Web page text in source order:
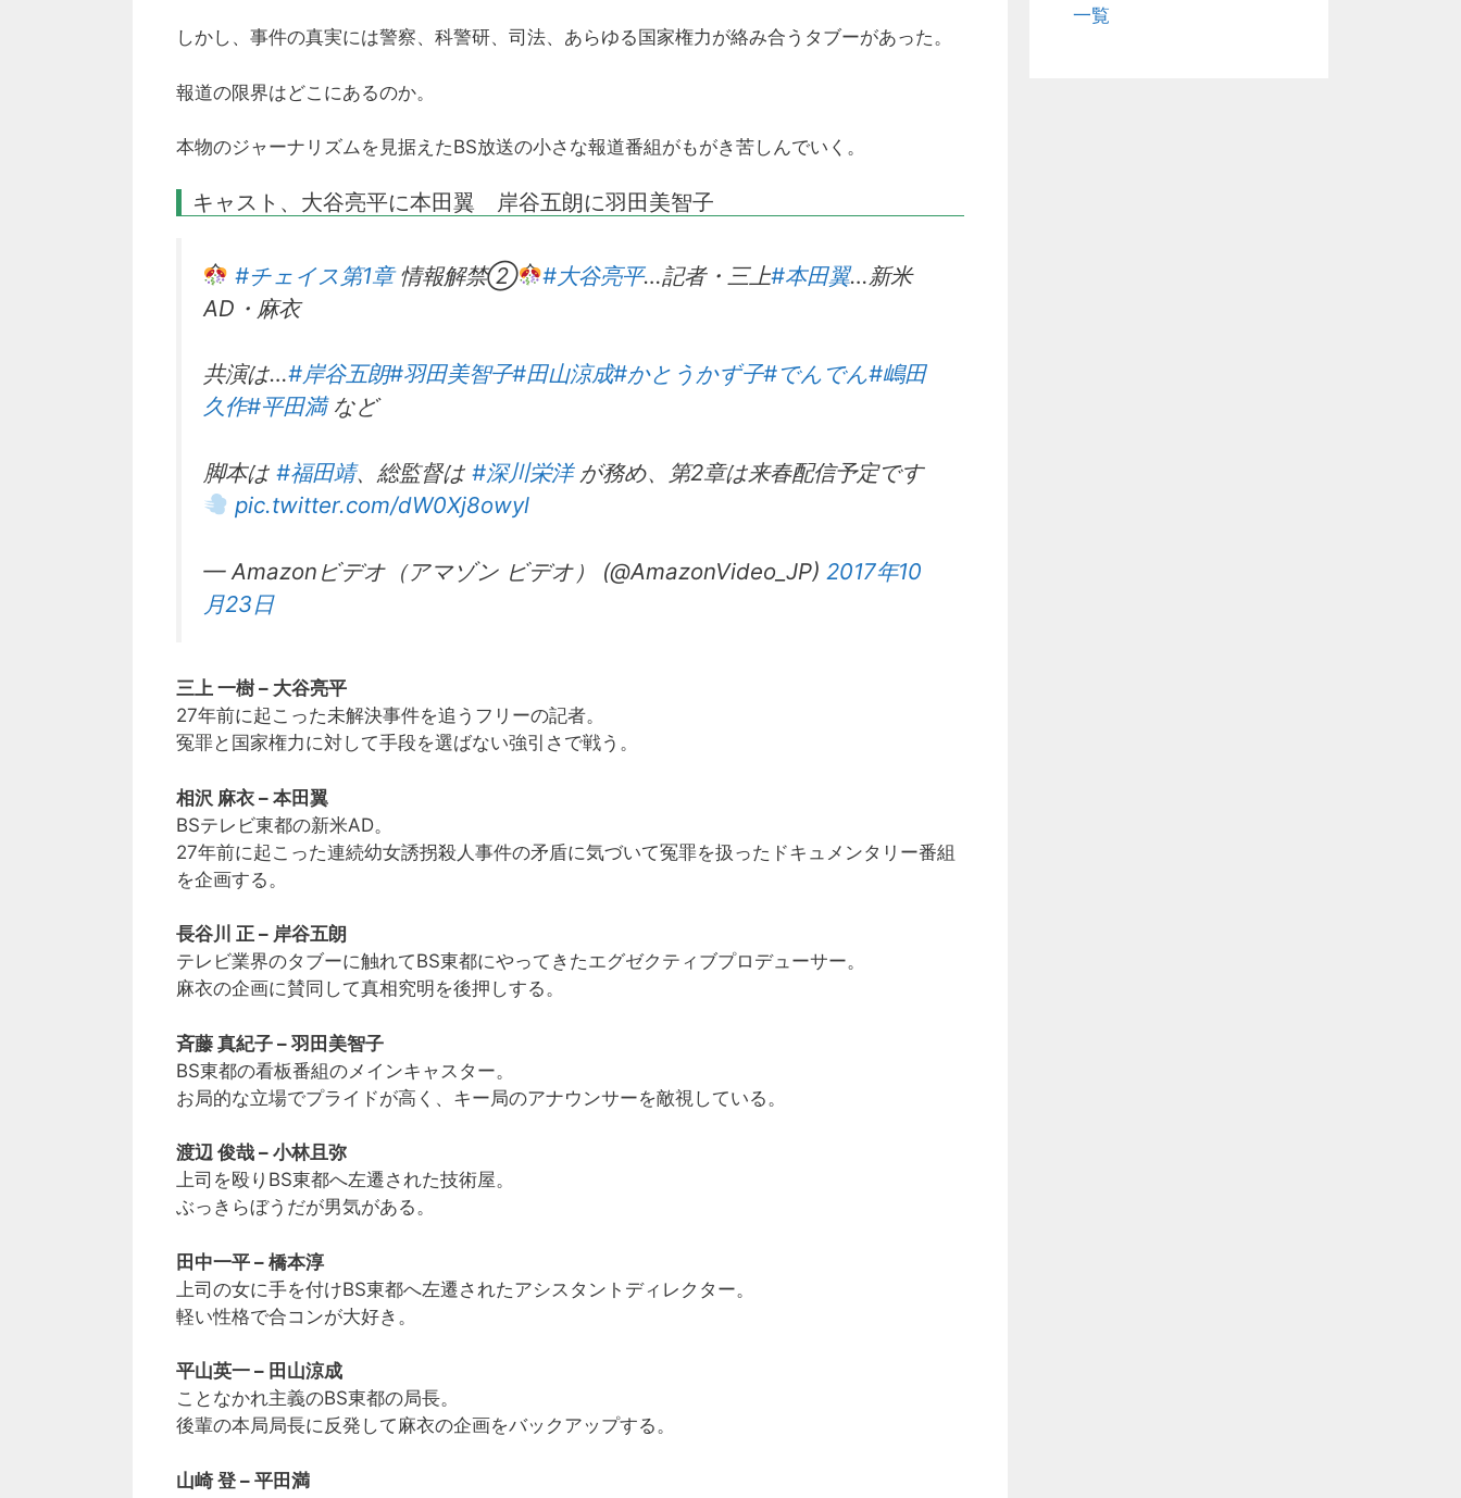
しかし、事件の真実には警察、科警研、司法、あらゆる国家権力が絡み合うタブーがあった。
報道の限界はどこにあるのか。
本物のジャーナリズムを見据えたBS放送の小さな報道番組がもがき苦しんでいく。
キャスト、大谷亮平に本田翼 岸谷五朗に羽田美智子
#チェイス第1章情報解禁② #大谷亮平…記者・三上#本田翼…新米
AD・麻衣
共演は…#岸谷五朗#羽田美智子#田山涼成#かとうかず子#でんでん#嶋田
久作#平田満など
脚本は #福田靖、総監督は #深川栄洋が務め、第2章は来春配信予定です
pic.twitter.com/dW0Xj8owyl
— Amazonビデオ（アマゾン ビデオ） (@AmazonVideo_JP) 2017年10
月23日
三上 一樹 – 大谷亮平
27年前に起こった未解決事件を追うフリーの記者。
冤罪と国家権力に対して手段を選ばない強引さで戦う。
相沢 麻衣 – 本田翼
BSテレビ東都の新米AD。
27年前に起こった連続幼女誘拐殺人事件の矛盾に気づいて冤罪を扱ったドキュメンタリー番組
を企画する。
長谷川 正 – 岸谷五朗
テレビ業界のタブーに触れてBS東都にやってきたエグゼクティブプロデューサー。
麻衣の企画に賛同して真相究明を後押しする。
斉藤 真紀子 – 羽田美智子
BS東都の看板番組のメインキャスター。
お局的な立場でプライドが高く、キー局のアナウンサーを敵視している。
渡辺 俊哉 – 小林且弥
上司を殴りBS東都へ左遷された技術屋。
ぶっきらぼうだが男気がある。
田中一平 – 橋本淳
上司の女に手を付けBS東都へ左遷されたアシスタントディレクター。
軽い性格で合コンが大好き。
平山英一 – 田山涼成
ことなかれ主義のBS東都の局長。
後輩の本局局長に反発して麻衣の企画をバックアップする。
山崎 登 – 平田満
一覧